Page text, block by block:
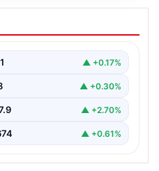
Derneği’ne
ve Soruşturmanın
eden soruşturma▲ +0.17%
▲ +0.30%
▲ +2.70%
▲ +0.61%